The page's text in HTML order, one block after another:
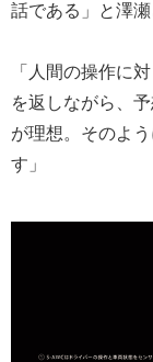
話である」と澤瀬
「人間の操作に
を返しながら、
が理想。そのよ
す」